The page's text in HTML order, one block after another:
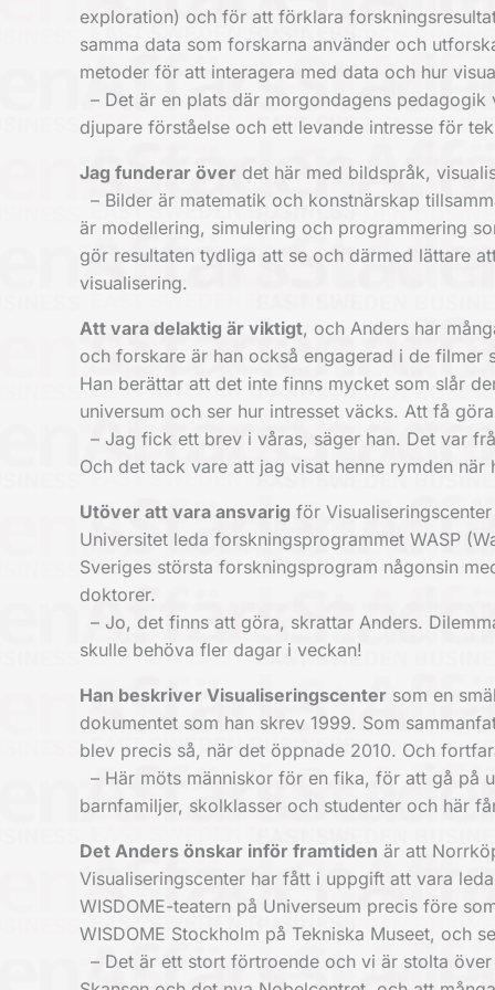
exploration) och för att förklara
samma data som forskarna använder och
metoder för att interagera med data och hur
– Det är en plats där morgondagens
djupare förståelse och ett levande intresse för
Jag funderar över det här med bildspråk,
– Bilder är matematik och konstnärskap
är modellering, simulering och programmering
gör resultaten tydliga att se och därmed lättare
visualisering.
Att vara delaktig är viktigt, och Anders har
och forskare är han också engagerad i de
Han berättar att det inte finns mycket som slår
universum och ser hur intresset väcks. Att få
– Jag fick ett brev i våras, säger han. Det var
Och det tack vare att jag visat henne rymden
Utöver att vara ansvarig för
Universitet leda forskningsprogrammet WASP
Sveriges största forskningsprogram ­någonsin
doktorer.
– Jo, det finns att göra, skrattar Anders.
skulle behöva fler dagar i veckan!
Han beskriver Visualiseringscenter som en
dokumentet som han skrev 1999. Som
blev precis så, när det öppnade 2010. Och
– Här möts människor för en fika, för att gå på
barnfamiljer, skolklasser och studenter och här
Det Anders önskar inför framtiden är att
Visualiseringscenter har fått i uppgift att vara
WISDOME-teatern på Universeum precis före
WISDOME Stockholm på Tekniska Museet, och
– Det är ett stort förtroende och vi är stolta